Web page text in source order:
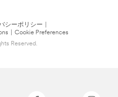
シーポリシー
Cookie Preferences
Reserved.